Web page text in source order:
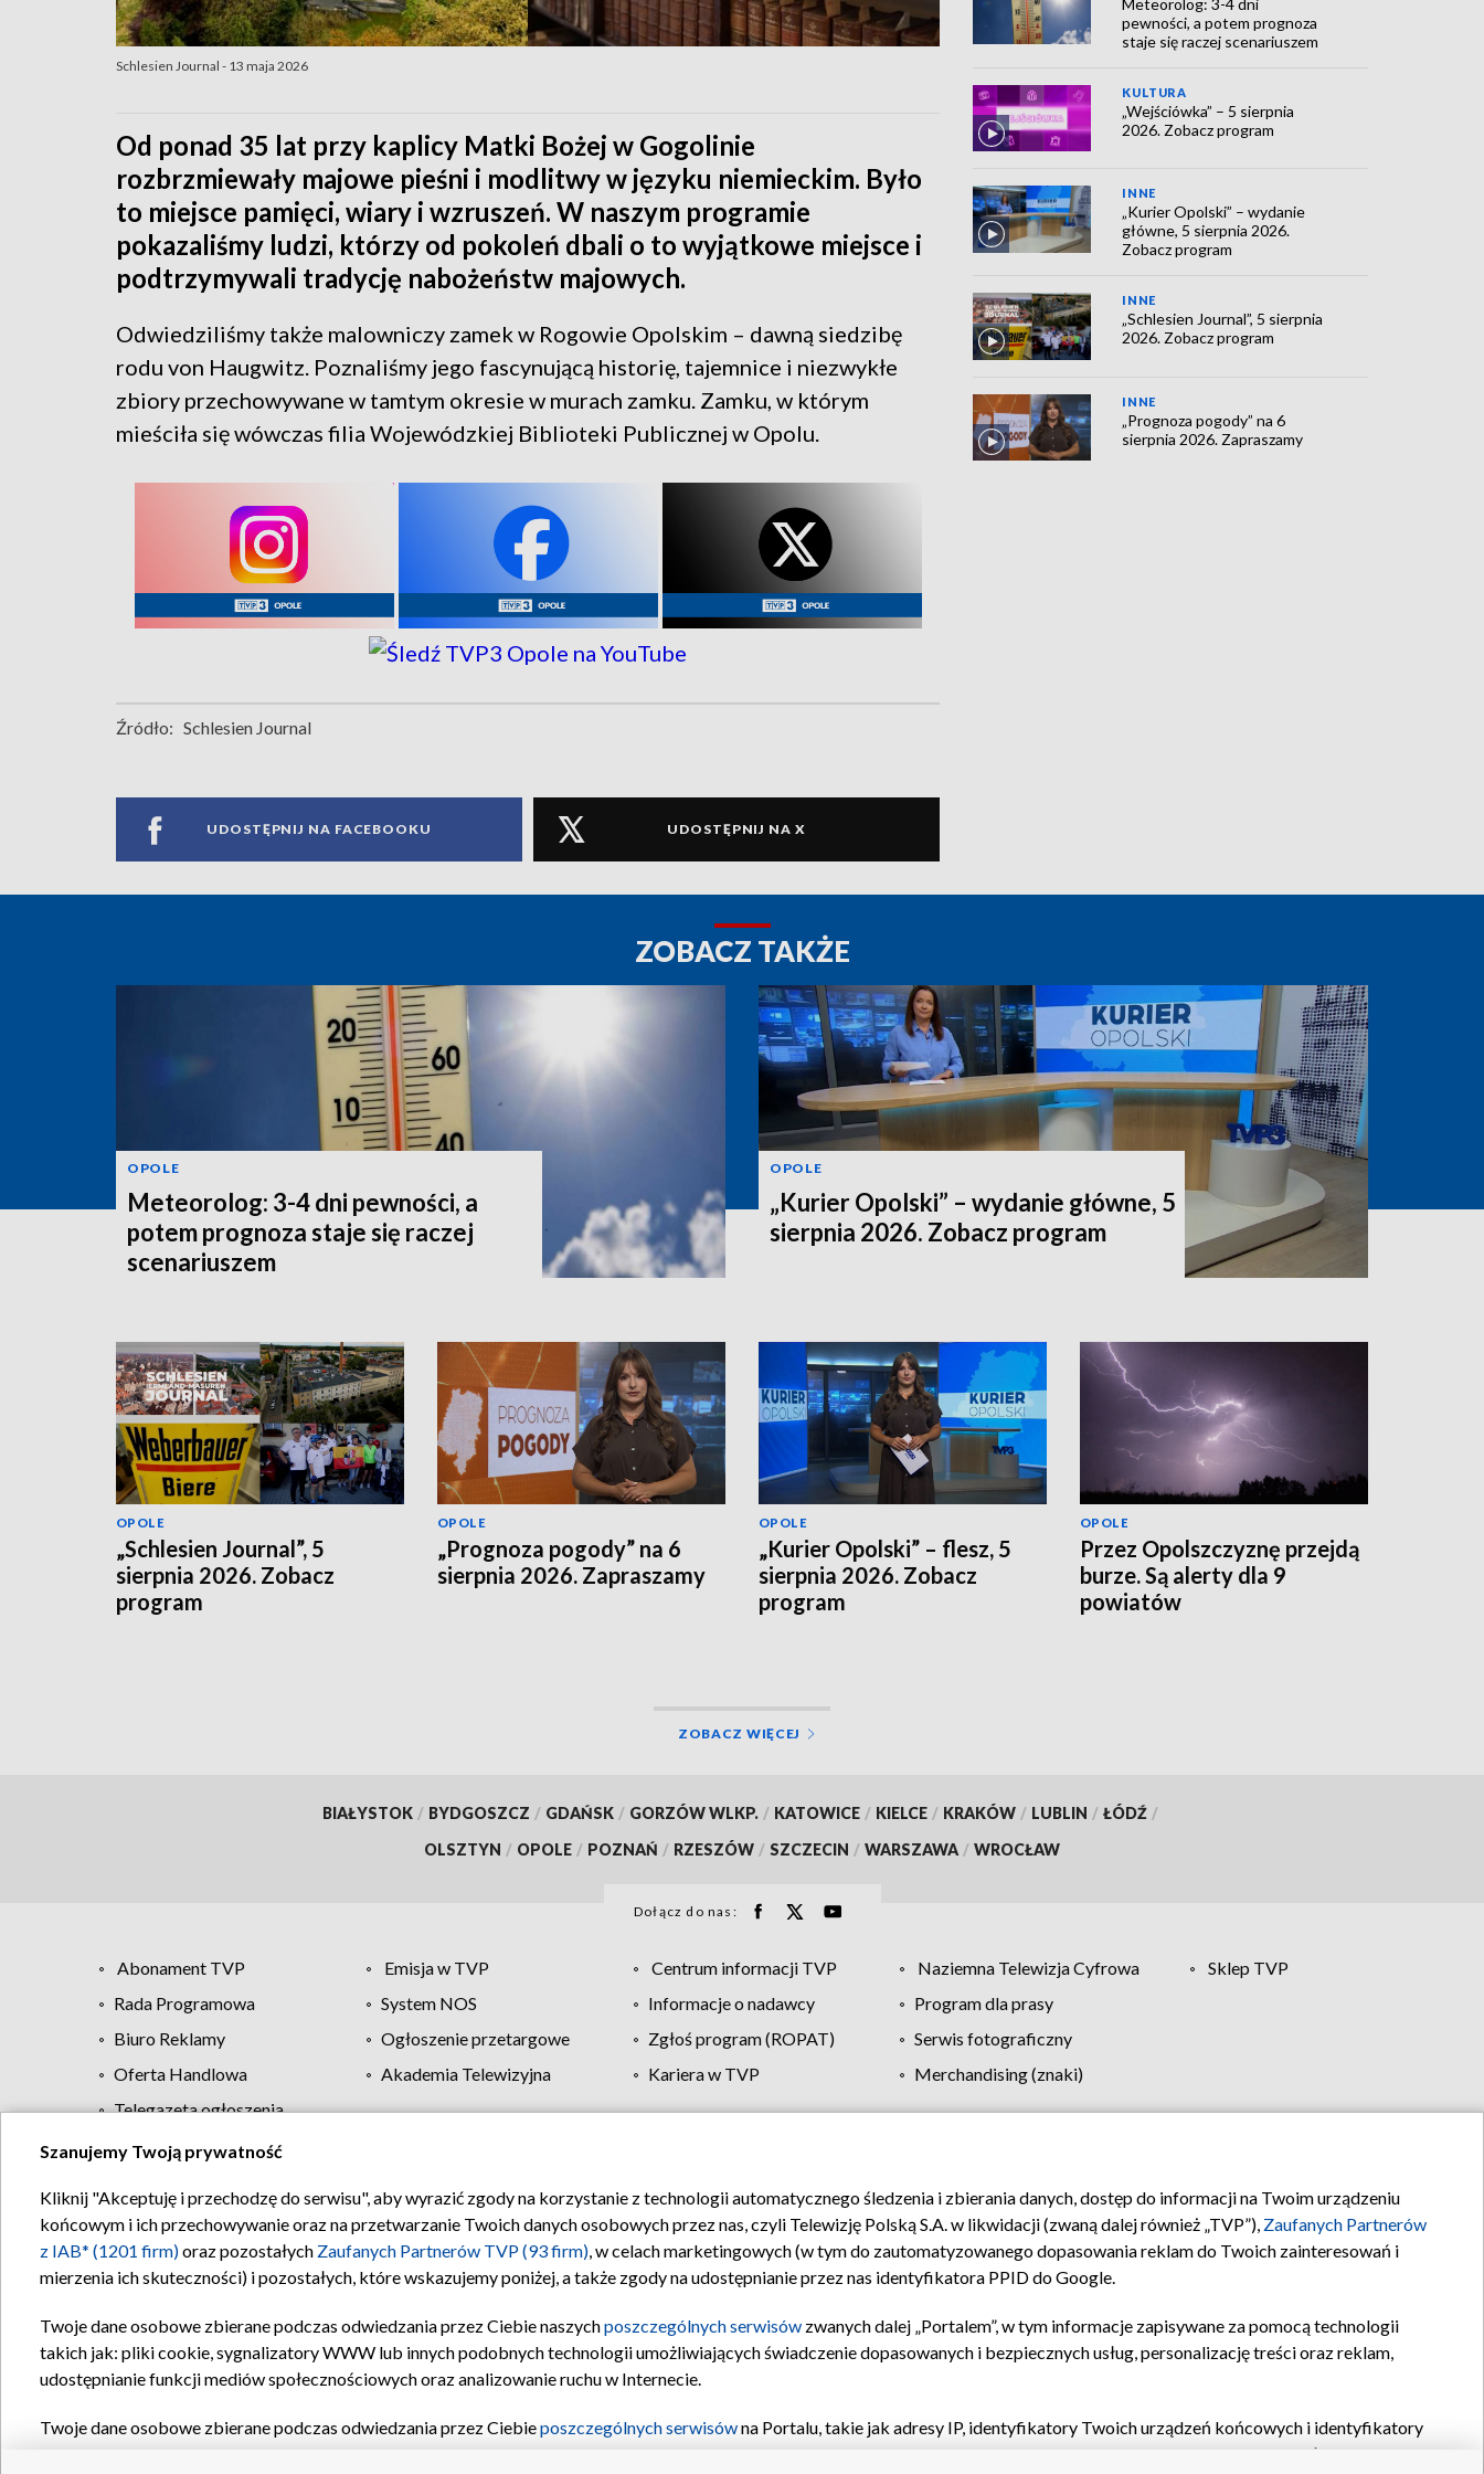
Schlesien Journal - 13 maja 2026
Od ponad 35 lat przy kaplicy Matki Bożej w Gogolinie
rozbrzmiewały majowe pieśni i modlitwy w języku niemieckim. Było
to miejsce pamięci, wiary i wzruszeń. W naszym programie
pokazaliśmy ludzi, którzy od pokoleń dbali o to wyjątkowe miejsce i
podtrzymywali tradycję nabożeństw majowych.
Odwiedziliśmy także malowniczy zamek w Rogowie Opolskim – dawną siedzibę
rodu von Haugwitz. Poznaliśmy jego fascynującą historię, tajemnice i niezwykłe
zbiory przechowywane w tamtym okresie w murach zamku. Zamku, w którym
mieściła się wówczas filia Wojewódzkiej Biblioteki Publicznej w Opolu.
Źródło: Schlesien Journal
UDOSTĘPNIJ NA FACEBOOKU UDOSTĘPNIJ NA X
pewności, a potem prognoza
staje się raczej scenariuszem
KULTURA
„Wejściówka” – 5 sierpnia
2026. Zobacz program
INNE
„Kurier Opolski” – wydanie
główne, 5 sierpnia 2026.
Zobacz program
INNE
„Schlesien Journal”, 5 sierpnia
2026. Zobacz program
INNE
„Prognoza pogody” na 6
sierpnia 2026. Zapraszamy
ZOBACZ TAKŻE
OPOLE
Meteorolog: 3-4 dni pewności, a
potem prognoza staje się raczej
scenariuszem
OPOLE
„Kurier Opolski” – wydanie główne, 5
sierpnia 2026. Zobacz program
OPOLE
„Schlesien Journal”, 5
sierpnia 2026. Zobacz
program
OPOLE
„Prognoza pogody” na 6
sierpnia 2026. Zapraszamy
OPOLE
„Kurier Opolski” – flesz, 5
sierpnia 2026. Zobacz
program
OPOLE
Przez Opolszczyznę przejdą
burze. Są alerty dla 9
powiatów
ZOBACZ WIĘCEJ
BIAŁYSTOK / BYDGOSZCZ / GDAŃSK / GORZÓW WLKP. / KATOWICE / KIELCE / KRAKÓW / LUBLIN / ŁÓDŹ /
OLSZTYN / OPOLE / POZNAŃ / RZESZÓW / SZCZECIN / WARSZAWA / WROCŁAW
Dołącz do nas:
Abonament TVP Emisja w TVP Centrum informacji TVP Naziemna Telewizja Cyfrowa
Sklep TVP
Rada Programowa
System NOS Informacje o nadawcy
Program dla prasy
Biuro Reklamy
Ogłoszenie przetargowe Zgłoś program (ROPAT)
Serwis fotograficzny
Oferta Handlowa
Akademia Telewizyjna Kariera w TVP
Merchandising (znaki)
Telegazeta ogłoszenia
Regulamin TVP Polityka prywatności Moje zgody Pomoc Biuro reklamy Kontakt
Szanujemy Twoją prywatność
Kliknij "Akceptuję i przechodzę do serwisu", aby wyrazić zgody na korzystanie z technologii automatycznego śledzenia i zbierania danych, dostęp do informacji na Twoim urządzeniu
końcowym i ich przechowywanie oraz na przetwarzanie Twoich danych osobowych przez nas, czyli Telewizję Polską S.A. w likwidacji (zwaną dalej również „TVP”), Zaufanych Partnerów
z IAB* (1201 firm)oraz pozostałych Zaufanych Partnerów TVP (93 firm), w celach marketingowych (w tym do zautomatyzowanego dopasowania reklam do Twoich zainteresowań i
mierzenia ich skuteczności) i pozostałych, które wskazujemy poniżej, a także zgody na udostępnianie przez nas identyfikatora PPID do Google.
Twoje dane osobowe zbierane podczas odwiedzania przez Ciebie naszychposzczególnych serwisów zwanych dalej „Portalem”, w tym informacje zapisywane za pomocą technologii
takich jak: pliki cookie, sygnalizatory WWW lub innych podobnych technologii umożliwiających świadczenie dopasowanych i bezpiecznych usług, personalizację treści oraz reklam,
udostępnianie funkcji mediów społecznościowych oraz analizowanie ruchu w Internecie.
Twoje dane osobowe zbierane podczas odwiedzania przez Ciebieposzczególnych serwisówna Portalu, takie jak adresy IP, identyfikatory Twoich urządzeń końcowych i identyfikatory
oraz pozostałych